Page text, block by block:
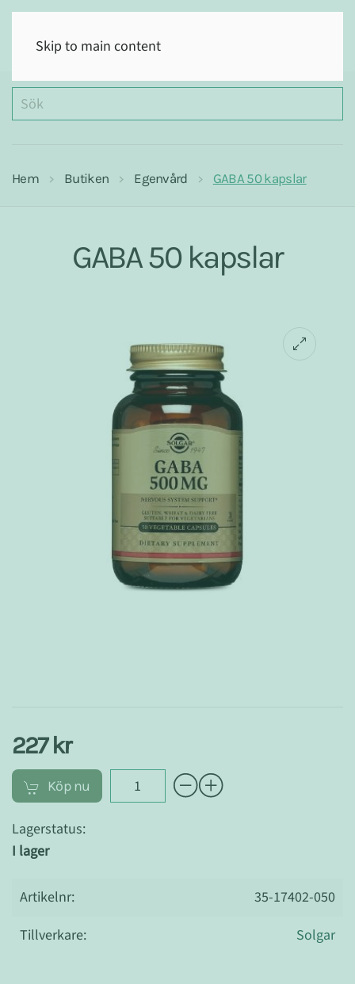
Skip to main content
Hem Butiken Egenvård GABA 50 kapslar
GABA 50 kapslar
227 kr
Köp nu
Lagerstatus:
I lager
Artikelnr:
35-17402-050
Tillverkare:
Solgar